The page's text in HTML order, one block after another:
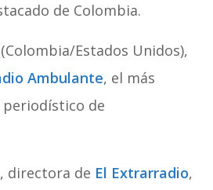
de Colombia.
(Colombia/Estados Unidos),
Ambulante, el más
de
directora de El Extrarradio,